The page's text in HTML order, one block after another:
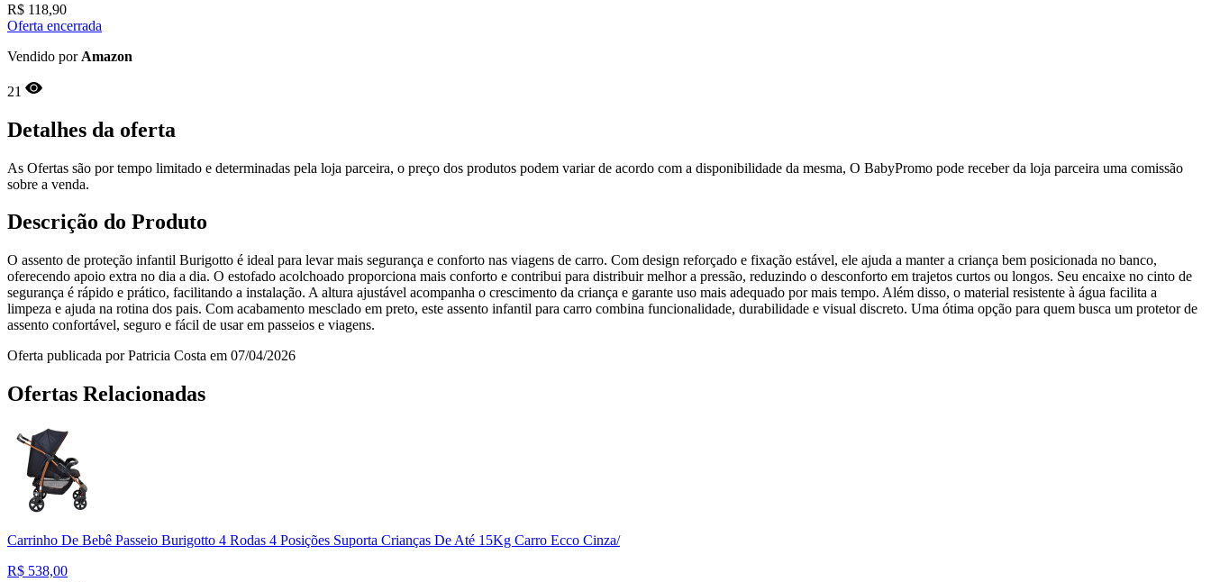
R$ 118,90
Oferta encerrada
Vendido por Amazon
21
Detalhes da oferta
As Ofertas são por tempo limitado e determinadas pela loja parceira, o preço dos produtos podem variar de acordo com a disponibilidade da mesma, O BabyPromo pode receber da loja parceira uma comissão
sobre a venda.
Descrição do Produto
O assento de proteção infantil Burigotto é ideal para levar mais segurança e conforto nas viagens de carro. Com design reforçado e fixação estável, ele ajuda a manter a criança bem posicionada no banco,
oferecendo apoio extra no dia a dia. O estofado acolchoado proporciona mais conforto e contribui para distribuir melhor a pressão, reduzindo o desconforto em trajetos curtos ou longos. Seu encaixe no cinto de
segurança é rápido e prático, facilitando a instalação. A altura ajustável acompanha o crescimento da criança e garante uso mais adequado por mais tempo. Além disso, o material resistente à água facilita a
limpeza e ajuda na rotina dos pais. Com acabamento mesclado em preto, este assento infantil para carro combina funcionalidade, durabilidade e visual discreto. Uma ótima opção para quem busca um protetor de
assento confortável, seguro e fácil de usar em passeios e viagens.
Oferta publicada por Patricia Costa em 07/04/2026
Ofertas Relacionadas
Carrinho De Bebê Passeio Burigotto 4 Rodas 4 Posições Suporta Crianças De Até 15Kg Carro Ecco Cinza/
R$ 538,00